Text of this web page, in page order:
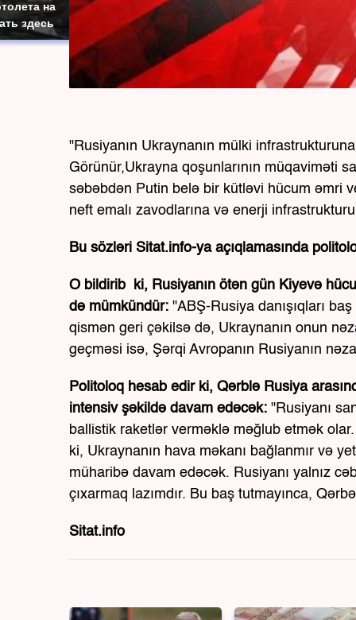
на
здесь
"Rusiyanın Ukraynanın mülki
Görünür,Ukrayna qoşunlarının müqaviməti
səbəbdən Putin belə bir kütləvi hücum əmri
neft emalı zavodlarına və enerji
Bu sözləri Sitat.info-ya açıqlamasında
O bildirib ki, Rusiyanın ötən gün Kiyevə
də mümkündür: "ABŞ-Rusiya danışıqları
qismən geri çəkilsə də, Ukraynanın onun
geçməsi isə, Şərqi Avropanın Rusiyanın
Politoloq hesab edir ki, Qərblə Rusiya
intensiv şəkildə davam edəcək: "Rusiyanı
ballistik raketlər verməklə məğlub etmək
ki, Ukraynanın hava məkanı bağlanmır və
müharibə davam edəcək. Rusiyanı yalnız
çıxarmaq lazımdır. Bu baş tutmayınca,
Sitat.info